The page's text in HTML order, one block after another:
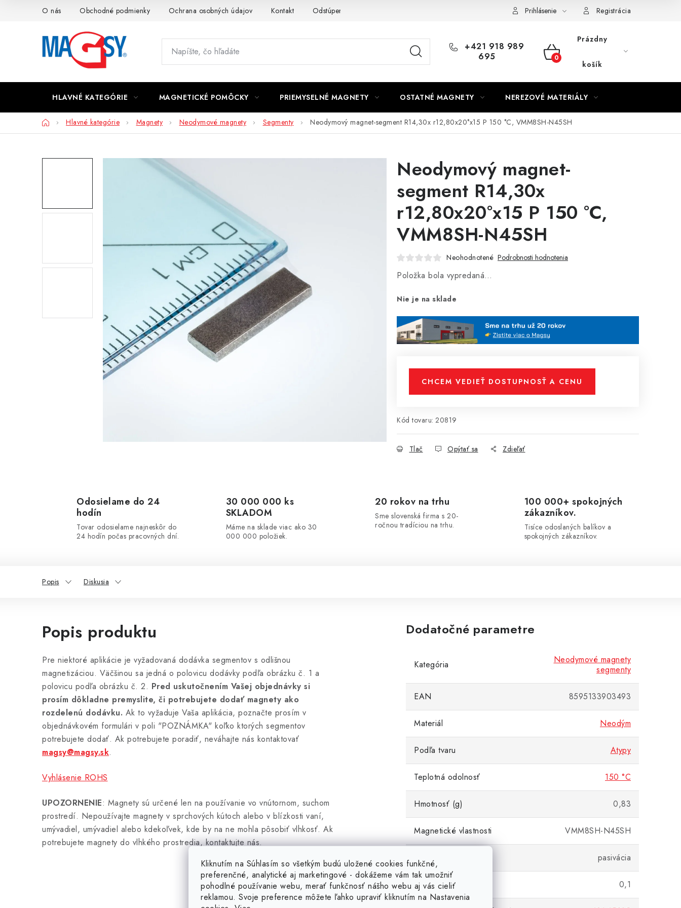
Kliknutím na Súhlasím so všetkým budú uložené cookies funkčné,
preferenčné, analytické aj marketingové - dokážeme vám tak umožniť
pohodlné používanie webu, merať funkčnosť nášho webu aj vás cieliť
reklamou. Svoje preference môžete ľahko upraviť kliknutím na Nastavenia
O nás Obchodné podmienky Ochrana osobných údajov Kontakt Odstúpenie od zmluvy Prihlásenie Registrácia
+421 918 989
695
NÁKUPNÝ
Prázdny
košík
HLAVNÉ KATEGÓRIE MAGNETICKÉ POMÔCKY PRIEMYSELNÉ MAGNETY OSTATNÉ MAGNETY NEREZOVÉ MATERIÁLY
DomovHlavné kategórie Magnety Neodymové magnety Segmenty Neodymový magnet-segment R14,30x r12,80x20°x15 P 150 °C, VMM8SH-N45SH
Neodymový magnet-
segment R14,30x
r12,80x20°x15 P 150 °C,
VMM8SH-N45SH
Neohodnotené Podrobnosti hodnotenia
Položka bola vypredaná…
Nie je na sklade
CHCEM VEDIEŤ DOSTUPNOSŤ A CENU
Kód tovaru: 20819
Tlač Opýtať sa Zdieľať
Odosielame do 24
hodín
Tovar odosielame najneskôr do
24 hodín počas pracovných dní.
30 000 000 ks
SKLADOM
Máme na sklade viac ako 30
000 000 položiek.
20 rokov na trhu
Sme slovenská firma s 20-
ročnou tradíciou na trhu.
100 000+ spokojných
zákazníkov.
Tisíce odoslaných balíkov a
spokojných zákazníkov.
Popis Diskusia
Popis produktu
Pre niektoré aplikácie je vyžadovaná dodávka segmentov s odlišnou
magnetizáciou. Väčšinou sa jedná o polovicu dodávky podľa obrázku č. 1 a
polovicu podľa obrázku č. 2. Pred uskutočnením Vašej objednávky si
prosím dôkladne premyslite, či potrebujete dodať magnety ako
rozdelenú dodávku. Ak to vyžaduje Vaša aplikácia, poznačte prosím v
objednávkovém formulári v poli "POZNÁMKA" koľko ktorých segmentov
potrebujete dodať. Ak potrebujete poradiť, neváhajte nás kontaktovať
magsy@magsy.sk.
Vyhlásenie ROHS
UPOZORNENIE: Magnety sú určené len na používanie vo vnútornom, suchom
prostredí. Nepoužívajte magnety v sprchových kútoch alebo v blízkosti vaní,
umývadiel, umývadiel alebo kdekoľvek, kde by na ne mohla pôsobiť vlhkosť. Ak
potrebujete magnety do vlhkého prostredia, kontaktujte nás.
Dodatočné parametre
Kategória
Neodymové magnety
segmenty
EAN 8595133903493
Materiál Neodým
Podľa tvaru Atypy
Teplotná odolnosť 150 °C
Hmotnosť (g) 0,83
Magnetické vlastnosti VMM8SH-N45SH
Povrchová úprava pasivácia
Tolerancia (± mm) 0,1